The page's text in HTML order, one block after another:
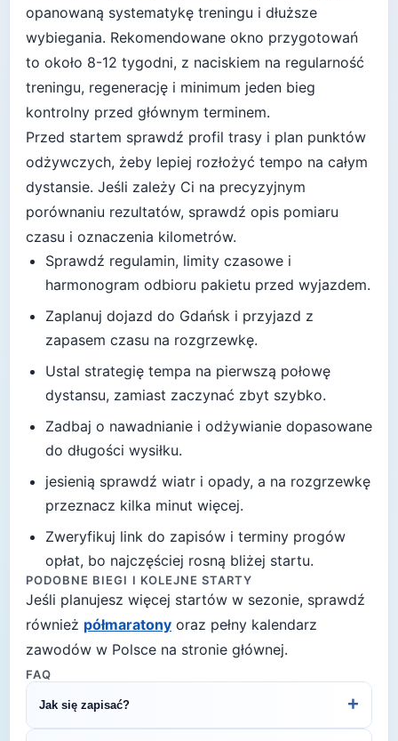
opanowaną systematykę treningu i dłuższe
wybiegania. Rekomendowane okno przygotowań
to około 8-12 tygodni, z naciskiem na regularność
treningu, regenerację i minimum jeden bieg
kontrolny przed głównym terminem.
Przed startem sprawdź profil trasy i plan punktów
odżywczych, żeby lepiej rozłożyć tempo na całym
dystansie. Jeśli zależy Ci na precyzyjnym
porównaniu rezultatów, sprawdź opis pomiaru
czasu i oznaczenia kilometrów.
Sprawdź regulamin, limity czasowe i
harmonogram odbioru pakietu przed wyjazdem.
Zaplanuj dojazd do Gdańsk i przyjazd z
zapasem czasu na rozgrzewkę.
Ustal strategię tempa na pierwszą połowę
dystansu, zamiast zaczynać zbyt szybko.
Zadbaj o nawadnianie i odżywianie dopasowane
do długości wysiłku.
jesienią sprawdź wiatr i opady, a na rozgrzewkę
przeznacz kilka minut więcej.
Zweryfikuj link do zapisów i terminy progów
opłat, bo najczęściej rosną bliżej startu.
PODOBNE BIEGI I KOLEJNE STARTY
Jeśli planujesz więcej startów w sezonie, sprawdź
również półmaratony oraz pełny kalendarz
zawodów w Polsce na stronie głównej.
FAQ
Jak się zapisać? +